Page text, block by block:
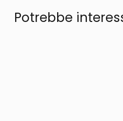
Potrebbe